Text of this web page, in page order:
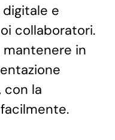
e
collaboratori.
in
con la